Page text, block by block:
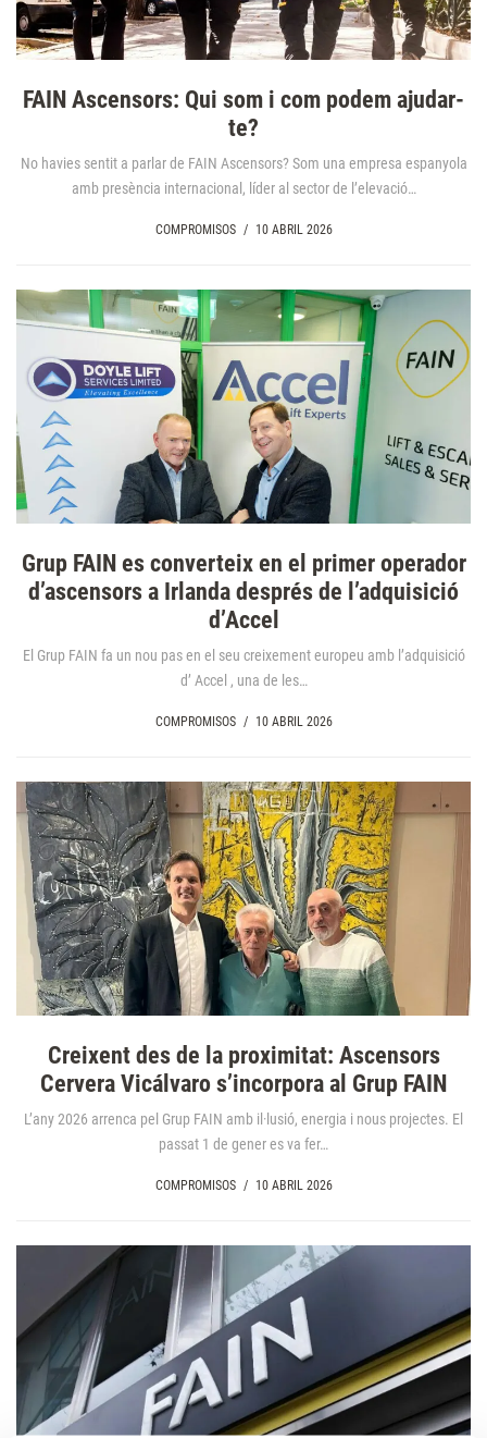
FAIN Ascensors: Qui som i com podem ajudar-
te?
No havies sentit a parlar de FAIN Ascensors? Som una empresa espanyola
amb presència internacional, líder al sector de l’elevació…
COMPROMISOS / 10 ABRIL 2026
Grup FAIN es converteix en el primer operador
d’ascensors a Irlanda després de l’adquisició
d’Accel
El Grup FAIN fa un nou pas en el seu creixement europeu amb l’adquisició
d’ Accel , una de les…
COMPROMISOS / 10 ABRIL 2026
Creixent des de la proximitat: Ascensors
Cervera Vicálvaro s’incorpora al Grup FAIN
L’any 2026 arrenca pel Grup FAIN amb il·lusió, energia i nous projectes. El
passat 1 de gener es va fer…
COMPROMISOS / 10 ABRIL 2026